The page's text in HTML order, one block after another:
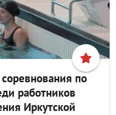
по
работников
Иркутской